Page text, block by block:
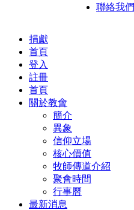
聯絡我們
捐獻
首頁
登入
註冊
首頁
關於教會
簡介
異象
信仰立場
核心價值
牧師傳道介紹
聚會時間
行事曆
最新消息